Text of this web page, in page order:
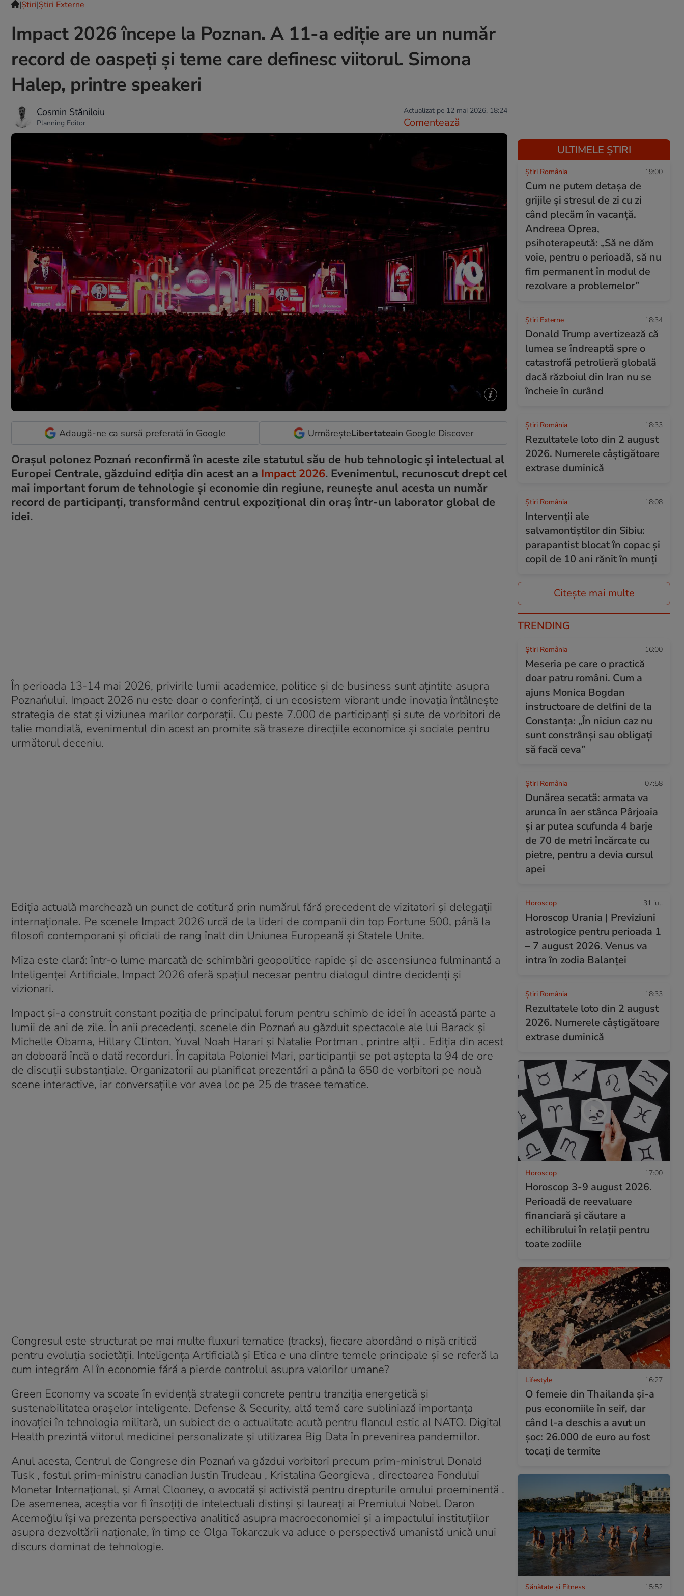
|Ştiri|Știri Externe
Impact 2026 începe la Poznan. A 11-a ediție are un număr
record de oaspeți și teme care definesc viitorul. Simona
Halep, printre speakeri
Cosmin Stăniloiu
Planning Editor
Actualizat pe 12 mai 2026, 18:24
Comentează
Adaugă-ne ca sursă preferată în Google UrmăreșteLibertateain Google Discover
Orașul polonez Poznań reconfirmă în aceste zile statutul său de hub tehnologic și intelectual al
Europei Centrale, găzduind ediția din acest an a Impact 2026. Evenimentul, recunoscut drept cel
mai important forum de tehnologie și economie din regiune, reunește anul acesta un număr
record de participanți, transformând centrul expozițional din oraș într-un laborator global de
idei.
În perioada 13-14 mai 2026, privirile lumii academice, politice și de business sunt ațintite asupra
Poznańului. Impact 2026 nu este doar o conferință, ci un ecosistem vibrant unde inovația întâlnește
strategia de stat și viziunea marilor corporații. Cu peste 7.000 de participanți și sute de vorbitori de
talie mondială, evenimentul din acest an promite să traseze direcțiile economice și sociale pentru
următorul deceniu.
Ediția actuală marchează un punct de cotitură prin numărul fără precedent de vizitatori și delegații
internaționale. Pe scenele Impact 2026 urcă de la lideri de companii din top Fortune 500, până la
filosofi contemporani și oficiali de rang înalt din Uniunea Europeană și Statele Unite.
Miza este clară: într-o lume marcată de schimbări geopolitice rapide și de ascensiunea fulminantă a
Inteligenței Artificiale, Impact 2026 oferă spațiul necesar pentru dialogul dintre decidenți și
vizionari.
Impact și-a construit constant poziția de principalul forum pentru schimb de idei în această parte a
lumii de ani de zile. În anii precedenți, scenele din Poznań au găzduit spectacole ale lui Barack și
Michelle Obama, Hillary Clinton, Yuval Noah Harari și Natalie Portman , printre alții . Ediția din acest
an doboară încă o dată recorduri. În capitala Poloniei Mari, participanții se pot aștepta la 94 de ore
de discuții substanțiale. Organizatorii au planificat prezentări a până la 650 de vorbitori pe nouă
scene interactive, iar conversațiile vor avea loc pe 25 de trasee tematice.
Congresul este structurat pe mai multe fluxuri tematice (tracks), fiecare abordând o nișă critică
pentru evoluția societății. Inteligența Artificială și Etica e una dintre temele principale și se referă la
cum integrăm AI în economie fără a pierde controlul asupra valorilor umane?
Green Economy va scoate în evidență strategii concrete pentru tranziția energetică și
sustenabilitatea orașelor inteligente. Defense & Security, altă temă care subliniază importanța
inovației în tehnologia militară, un subiect de o actualitate acută pentru flancul estic al NATO. Digital
Health prezintă viitorul medicinei personalizate și utilizarea Big Data în prevenirea pandemiilor.
Anul acesta, Centrul de Congrese din Poznań va găzdui vorbitori precum prim-ministrul Donald
Tusk , fostul prim-ministru canadian Justin Trudeau , Kristalina Georgieva , directoarea Fondului
Monetar Internațional, și Amal Clooney, o avocată și activistă pentru drepturile omului proeminentă .
De asemenea, aceștia vor fi însoțiți de intelectuali distinși și laureați ai Premiului Nobel. Daron
Acemoğlu își va prezenta perspectiva analitică asupra macroeconomiei și a impactului instituțiilor
asupra dezvoltării naționale, în timp ce Olga Tokarczuk va aduce o perspectivă umanistă unică unui
discurs dominat de tehnologie.
ULTIMELE ȘTIRI
Știri România 19:00
Cum ne putem detașa de
grijile și stresul de zi cu zi
când plecăm în vacanță.
Andreea Oprea,
psihoterapeută: „Să ne dăm
voie, pentru o perioadă, să nu
fim permanent în modul de
rezolvare a problemelor”
Știri Externe 18:34
Donald Trump avertizează că
lumea se îndreaptă spre o
catastrofă petrolieră globală
dacă războiul din Iran nu se
încheie în curând
Știri România 18:33
Rezultatele loto din 2 august
2026. Numerele câștigătoare
extrase duminică
Știri România 18:08
Intervenții ale
salvamontiștilor din Sibiu:
parapantist blocat în copac și
copil de 10 ani rănit în munți
Citește mai multe
TRENDING
Știri România 16:00
Meseria pe care o practică
doar patru români. Cum a
ajuns Monica Bogdan
instructoare de delfini de la
Constanța: „În niciun caz nu
sunt constrânși sau obligați
să facă ceva”
Știri România 07:58
Dunărea secată: armata va
arunca în aer stânca Pârjoaia
și ar putea scufunda 4 barje
de 70 de metri încărcate cu
pietre, pentru a devia cursul
apei
Horoscop 31 iul.
Horoscop Urania | Previziuni
astrologice pentru perioada 1
– 7 august 2026. Venus va
intra în zodia Balanței
Știri România 18:33
Rezultatele loto din 2 august
2026. Numerele câștigătoare
extrase duminică
Horoscop 17:00
Horoscop 3-9 august 2026.
Perioadă de reevaluare
financiară și căutare a
echilibrului în relații pentru
toate zodiile
Lifestyle 16:27
O femeie din Thailanda și-a
pus economiile în seif, dar
când l-a deschis a avut un
șoc: 26.000 de euro au fost
tocați de termite
Sănătate și Fitness 15:52